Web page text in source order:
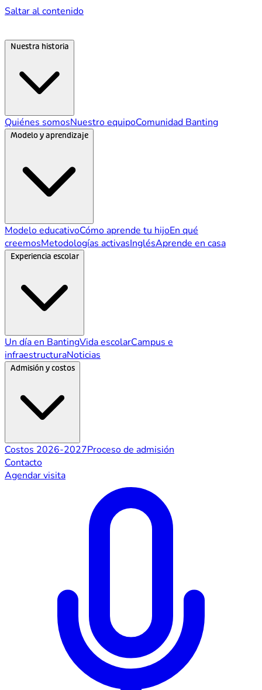
Saltar al contenido
Quiénes somosNuestro equipoComunidad Banting
Modelo y aprendizaje
Modelo educativoCómo aprende tu hijoEn qué
creemosMetodologías activasInglésAprende en casa
Experiencia escolar
Un día en BantingVida escolarCampus e
infraestructuraNoticias
Admisión y costos
Costos 2026-2027Proceso de admisión
Contacto
Agendar visita